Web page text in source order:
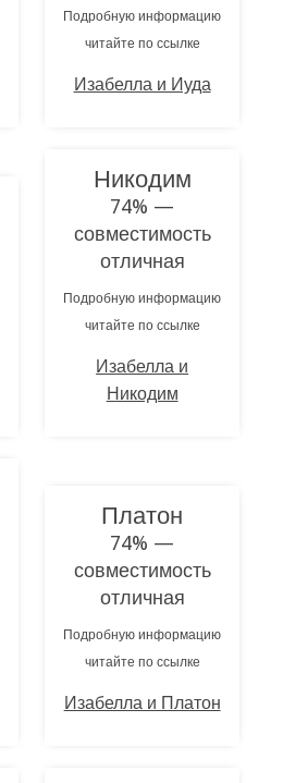
Подробную информацию
читайте по ссылке
Изабелла и Иуда
Никодим
74% —
совместимость
отличная
Подробную информацию
читайте по ссылке
Изабелла и
Никодим
Платон
74% —
совместимость
отличная
Подробную информацию
читайте по ссылке
Изабелла и Платон